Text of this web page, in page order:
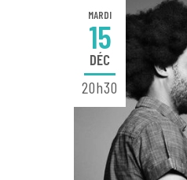
MARDI
15
DÉC
20h30